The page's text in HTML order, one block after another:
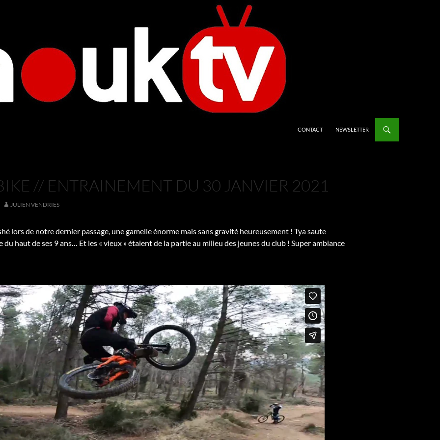
CONTACT NEWSLETTER
// ENTRAINEMENT DU 30 JANVIER 2021
JULIEN VENDRIES
lors de notre dernier passage, une gamelle énorme mais sans gravité heureusement ! Tya saute
du haut de ses 9 ans… Et les « vieux » étaient de la partie au milieu des jeunes du club ! Super ambiance